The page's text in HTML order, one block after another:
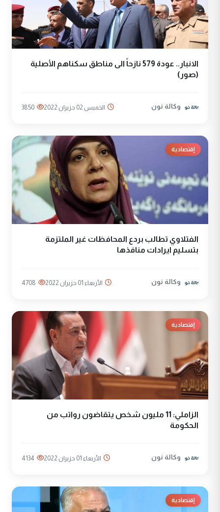
الانبار.. عودة 579 نازحاً الى مناطق سكناهم الأصلية
(صور)
وكالة نون الخميس 02 حزيران 2022 3850
إقتصادية
الفتلاوي تطالب بردع المحافظات غير الملتزمة
بتسليم ايرادات منافذها
وكالة نون الأربعاء 01 حزيران 2022 4708
إقتصادية
الزاملي: 11 مليون شخص يتقاضون رواتب من
الحكومة
وكالة نون الأربعاء 01 حزيران 2022 4134
إقتصادية